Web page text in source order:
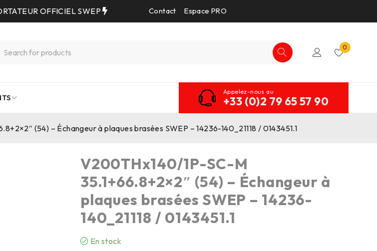
OFFICIEL SWEP Contact Espace PRO
0
Appelez-nous au
+33 (0)2 79 65 57 90
(54) – Échangeur à plaques brasées SWEP – 14236-140_21118 / 0143451.1
V200THx140/1P-SC-M
35.1+66.8+2×2″ (54) – Échangeur à
plaques brasées SWEP – 14236-
140_21118 / 0143451.1
En stock